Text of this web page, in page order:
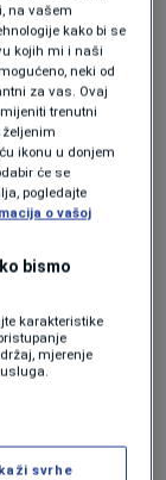
Filadelfije do
na vašem
kako bi se
kojih mi i naši
neki od
za vas. Ovaj
trenutni
ikonu u donjem
će se
pogledajte
o vašoj
bismo
karakteristike
mjerenje
svrhe